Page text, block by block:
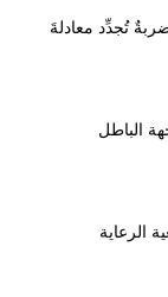
تُجدِّد معادلةَ
الباطل
الرعاية